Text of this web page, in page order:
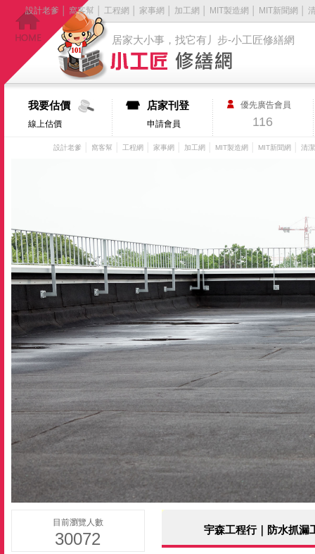
居家大小事，找它有丿步-小工匠修繕網
設計老爹 窩客幫 工程網 家事網 加工網 MIT製造網 MIT新聞網
我要估價
線上估價
店家刊登
申請會員
優先廣告會員
116
設計老爹 窩客幫 工程網 家事網 加工網 MIT製造網 MIT新聞網 清
目前瀏覽人數
30072 宇森工程行｜防水抓漏